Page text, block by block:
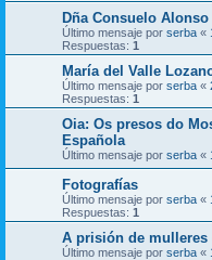
Dña Consuelo
Último mensaje por serba «
Respuestas: 1
María del Valle
Último mensaje por serba «
Respuestas: 1
Oia: Os presos do
Española
Último mensaje por serba «
Fotografías
Último mensaje por serba «
Respuestas: 1
A prisión de mulleres
Último mensaje por serba «